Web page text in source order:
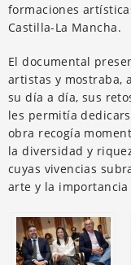
formaciones
Castilla-La Mancha.
El documental
artistas y mostraba,
su día a día, sus
les permitía
obra recogía
la diversidad y
cuyas vivencias
arte y la